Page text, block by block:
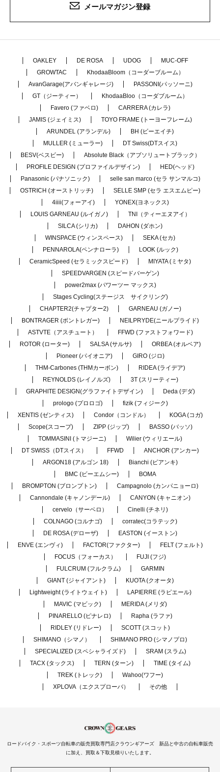
メールマガジン登録
OAKLEY DE ROSA UDOG
MUC-OFF
GROWTAC
KhodaaBloom（コーダーブルーム）
AvanGarage(アバンギャレージ)
PASSONI(パッソーニ)
GT（ジーティー）
KhodaaBloo（コーダブルーム）
Favero (ファベロ)
CARRERA (カレラ)
JAMIS (ジェイミス)
TOYO FRAME (トーヨーフレーム)
ARUNDEL (アランデル)
BH (ビーエイチ)
MULLER (ミューラー)
DT Swiss(DTスイス)
BESV(ベスビー)
Absolute Black（アブソリュートブラック）
PROFILE DESIGN (プロファイルデザイン)
HED(ヘッド)
Panasonic (パナソニック)
selle san marco (セラ サンマルコ)
OSTRICH (オーストリッチ)
SELLE SMP (セラ エスエムピー)
4iiii(フォーアイ)
YONEX(ヨネックス)
LOUIS GARNEAU (ルイガノ)
TNI（ティーエヌアイ）
SILCA (シリカ)
DAHON (ダホン)
WINSPACE (ウィンスペース)
SEKA (セカ)
PENNAROLA(ペンナローラ)
LOOK (ルック)
CeramicSpeed (セラミックスピード)
MIYATA (ミヤタ)
SPEEDVARGEN (スピードバーゲン)
power2max (パワーツー マックス)
Stages Cycling(ステージス サイクリング)
CHAPTER2(チャプター2)
GARNEAU (ガノー)
BONTRAGER (ボントレガー)
NEILPRYDE(ニールプライド)
ASTVTE（アスチュート）
FFWD (ファストフォワード)
ROTOR (ローター)
SALSA (サルサ)
ORBEA (オルベア)
Pioneer (パイオニア)
GIRO (ジロ)
THM-Carbones (THMカーボン)
RIDEA (ライデア)
REYNOLDS (レイノルズ)
3T (スリーティー)
GRAPHITE DESIGN(グラファイトデザイン)
Deda (デダ)
prologo (プロロゴ)
fizik (フィジーク)
XENTIS (ゼンティス)
Condor（コンドル）
KOGA (コガ)
Scope(スコープ)
ZIPP (ジップ)
BASSO (バッソ)
TOMMASINI (トマジーニ)
Wilier (ウィリエール)
DT SWISS（DTスイス）
FFWD
ANCHOR (アンカー)
ARGON18 (アルゴン 18)
Bianchi (ビアンキ)
BMC (ビーエムシー)
BOMA
BROMPTON (ブロンプトン)
Campagnolo (カンパニョーロ)
Cannondale (キャノンデール)
CANYON (キャニオン)
cervelo（サーベロ）
Cinelli (チネリ)
COLNAGO (コルナゴ)
corratec(コラテック)
DE ROSA (デローザ)
EASTON (イーストン)
ENVE (エンヴィ)
FACTOR(ファクター)
FELT (フェルト)
FOCUS（フォーカス）
FUJI (フジ)
FULCRUM (フルクラム)
GARMIN
GIANT (ジャイアント)
KUOTA (クオータ)
Lightweight (ライトウェイト)
LAPIERRE (ラピエール)
MAVIC (マビック)
MERIDA (メリダ)
PINARELLO (ピナレロ)
Rapha (ラファ)
RIDLEY (リドレー)
SCOTT (スコット)
SHIMANO（シマノ）
SHIMANO PRO (シマノプロ)
SPECIALIZED (スペシャライズド)
SRAM (スラム)
TACX (タックス)
TERN (ターン)
TIME (タイム)
TREK (トレック)
Wahoo(ワフー)
XPLOVA（エクスプローバ）
その他
ロードバイク・スポーツ自転車の販売買取専門店クラウンギアーズ 新品と中古の自転車販売
に加え、買取＆下取見積りいたします。